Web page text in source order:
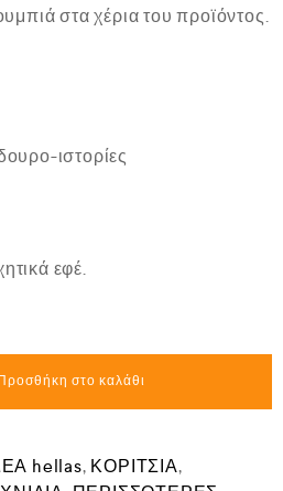
στα χέρια του προϊόντος.
ιστορίες
εφέ.
στο καλάθι
hellas, ΚΟΡΙΤΣΙΑ,